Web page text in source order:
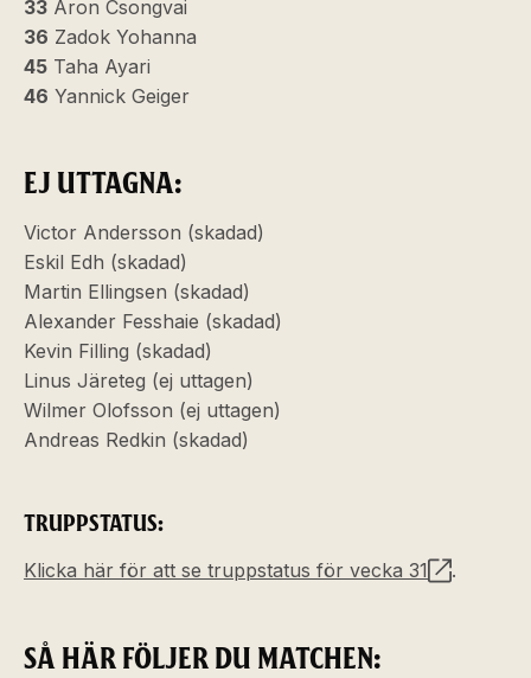
33 Áron Csongvai
36 Zadok Yohanna
45 Taha Ayari
46 Yannick Geiger
EJ UTTAGNA:
Victor Andersson (skadad)
Eskil Edh (skadad)
Martin Ellingsen (skadad)
Alexander Fesshaie (skadad)
Kevin Filling (skadad)
Linus Järeteg (ej uttagen)
Wilmer Olofsson (ej uttagen)
Andreas Redkin (skadad)
TRUPPSTATUS:
Klicka här för att se truppstatus för vecka 31 .
SÅ HÄR FÖLJER DU MATCHEN: